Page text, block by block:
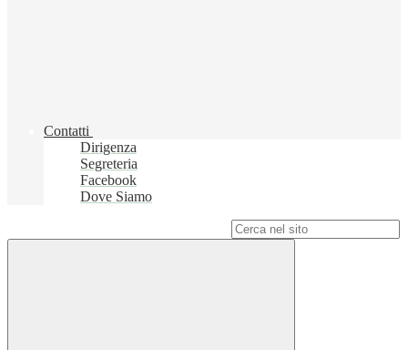
Contatti
Dirigenza
Segreteria
Facebook
Dove Siamo